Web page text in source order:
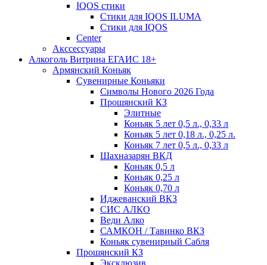
IQOS стики
Стики для IQOS ILUMA
Стики для IQOS
Сenter
Акссессуары
Алкоголь Витрина ЕГАИС 18+
Армянский Коньяк
Сувенирные Коньяки
Символы Нового 2026 Года
Прошянский КЗ
Элитные
Коньяк 5 лет 0,5 л., 0,33 л
Коньяк 5 лет 0,18 л., 0,25 л.
Коньяк 7 лет 0,5 л., 0,33 л
Шахназарян ВКД
Коньяк 0,5 л
Коньяк 0,25 л
Коньяк 0,70 л
Иджеванский ВКЗ
СИС АЛКО
Веди Алко
САМКОН / Тавинко ВКЗ
Коньяк сувенирный Сабля
Прошянский КЗ
Эксклюзив